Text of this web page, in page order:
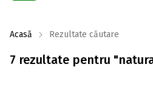
Acasă Rezultate căutare
7 rezultate pentru